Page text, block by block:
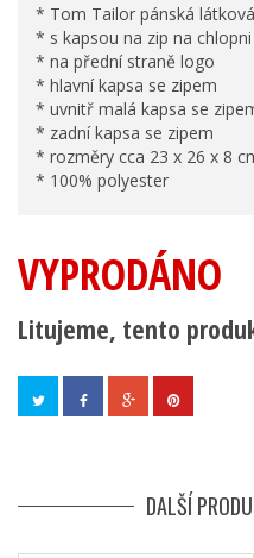
* Tom Tailor pánská
* s kapsou na zip na chlopni
* na přední straně logo
* hlavní kapsa se zipem
* uvnitř malá kapsa se
* zadní kapsa se zipem
* rozměry cca 23 x 26 x 8
* 100% polyester
VYPRODÁNO
Litujeme, tento
DALŠÍ